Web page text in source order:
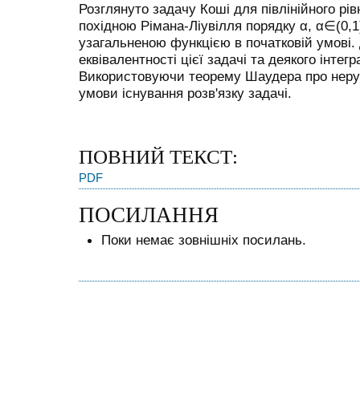
Розглянуто задачу Коші для півлінійного
похідною Рімана-Ліувілля порядку α, α∈(0,1
узагальненою функцією в початковій
еквівалентності цієї задачі та деякого
Використовуючи теорему Шаудера про
умови існування розв'язку задачі.
ПОВНИЙ ТЕКСТ:
PDF
ПОСИЛАННЯ
Поки немає зовнішніх посилань.